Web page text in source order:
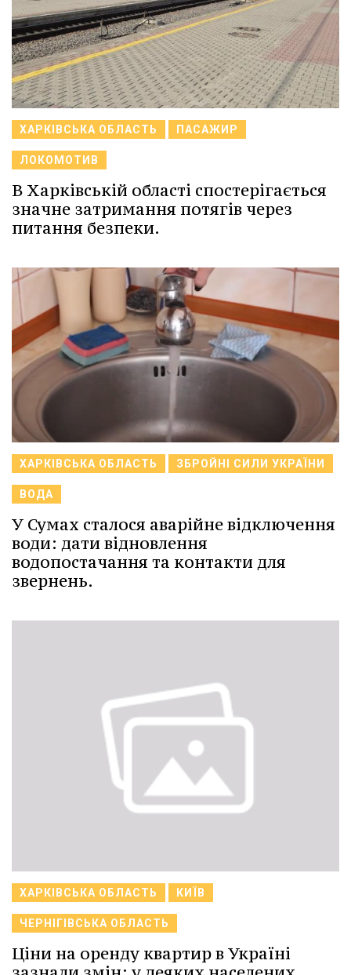
ХАРКІВСЬКА ОБЛАСТЬ ПАСАЖИР
ЛОКОМОТИВ
В Харківській області спостерігається
значне затримання потягів через
питання безпеки.
ХАРКІВСЬКА ОБЛАСТЬ ЗБРОЙНІ СИЛИ УКРАЇНИ
ВОДА
У Сумах сталося аварійне відключення
води: дати відновлення
водопостачання та контакти для
звернень.
ХАРКІВСЬКА ОБЛАСТЬ КИЇВ
ЧЕРНІГІВСЬКА ОБЛАСТЬ
Ціни на оренду квартир в Україні